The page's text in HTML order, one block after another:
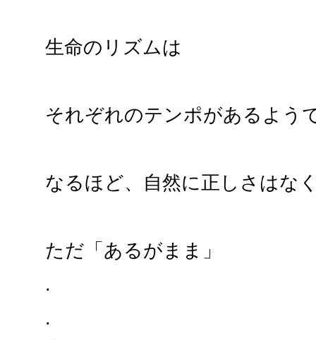
生命のリズムは
それぞれのテンポがあるよう
なるほど、自然に正しさはな
ただ「あるがまま」
.
.